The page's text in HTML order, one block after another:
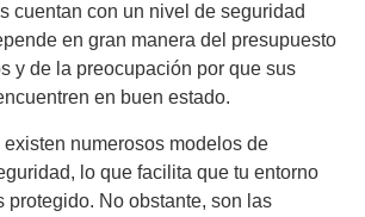
cuentan con un nivel de seguridad
en gran manera del presupuesto
y de la preocupación por que sus
en buen estado.
numerosos modelos de
lo que facilita que tu entorno
protegido. No obstante, son las